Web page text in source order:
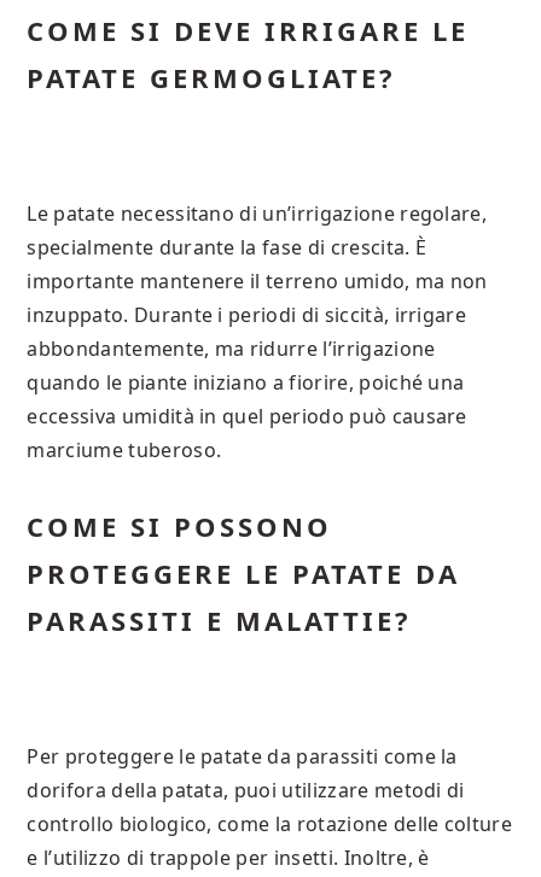
COME SI DEVE IRRIGARE LE
PATATE GERMOGLIATE?
Le patate necessitano di un’irrigazione regolare,
specialmente durante la fase di crescita. È
importante mantenere il terreno umido, ma non
inzuppato. Durante i periodi di siccità, irrigare
abbondantemente, ma ridurre l’irrigazione
quando le piante iniziano a fiorire, poiché una
eccessiva umidità in quel periodo può causare
marciume tuberoso.
COME SI POSSONO
PROTEGGERE LE PATATE DA
PARASSITI E MALATTIE?
Per proteggere le patate da parassiti come la
dorifora della patata, puoi utilizzare metodi di
controllo biologico, come la rotazione delle colture
e l’utilizzo di trappole per insetti. Inoltre, è